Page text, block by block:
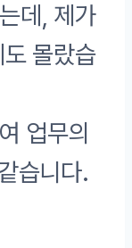
데, 제가
몰랐습
업무의
습니다.